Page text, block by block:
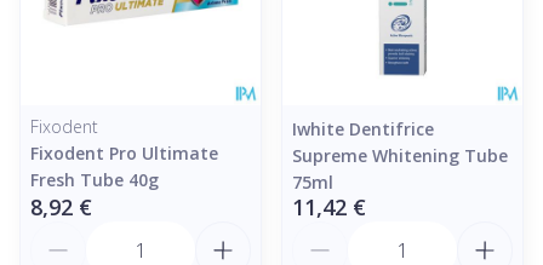
Fixodent
Fixodent Pro Ultimate
Fresh Tube 40g
8,92 €
Iwhite Dentifrice
Supreme Whitening Tube
75ml
11,42 €